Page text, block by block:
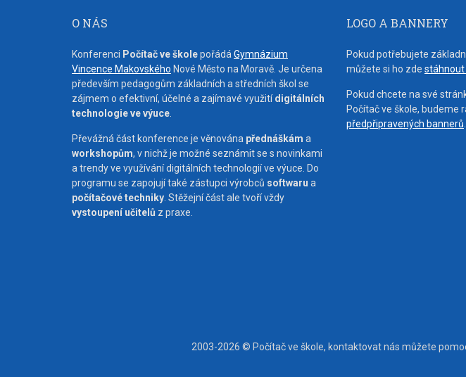
O NÁS
Konferenci Počítač ve školepořádá Gymnázium
Vincence Makovského Nové Město na Moravě. Je určena
především pedagogům základních a středních škol se
zájmem o efektivní, účelné a zajímavé využitídigitálních
technologie ve výuce
Převážná část konference je věnována přednáškám a
workshopům, v nichž je možné seznámit se s novinkami
a trendy ve využívání digitálních technologií ve výuce. Do
programu se zapojují také zástupci výrobců softwaru a
počítačové techniky . Stěžejní část ale tvoří vždy
vystoupení učitelů z praxe.
LOGO A BANNERY
Pokud potřebujete
můžete si ho zde stáhnout
Pokud chcete na své
Počítač ve škole, budeme
předpřipravených bannerů
2003-2026 © Počítač ve škole, kontaktovat nás můžete